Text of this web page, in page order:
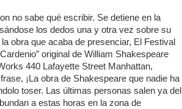
no sabe qué escribir. Se detiene en la
los dedos una y otra vez sobre su
obra que acaba de presenciar, El Festival
original de William Shakespeare
440 Lafayette Street Manhattan,
¡La obra de Shakespeare que nadie ha
toser. Las últimas personas salen ya del
a estas horas en la zona de